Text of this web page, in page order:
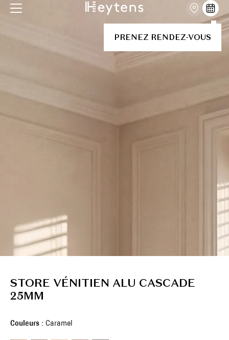
PRENEZ RENDEZ-VOUS
STORE VÉNITIEN ALU CASCADE
25MM
Couleurs : Caramel